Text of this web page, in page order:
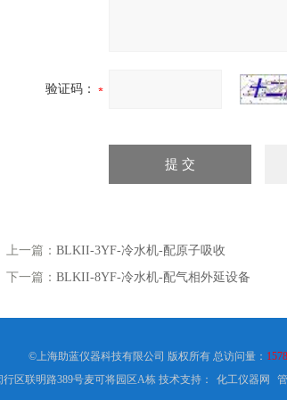
验证码：
上一篇： BLKII-3YF-冷水机-配原子吸收
下一篇： BLKII-8YF-冷水机-配气相外延设备
©上海助蓝仪器科技有限公司 版权所有 总访问量：
区联明路389号麦可将园区A栋 技术支持：
化工仪器网